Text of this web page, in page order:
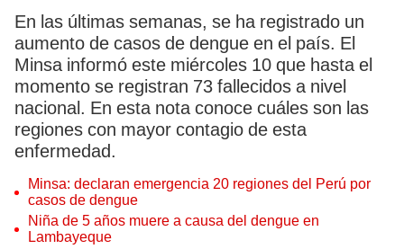
En las últimas semanas, se ha registrado un
aumento de casos de dengue en el país. El
Minsa informó este miércoles 10 que hasta el
momento se registran 73 fallecidos a nivel
nacional. En esta nota conoce cuáles son las
regiones con mayor contagio de esta
enfermedad.
Minsa: declaran emergencia 20 regiones del Perú por
casos de dengue
Niña de 5 años muere a causa del dengue en
Lambayeque